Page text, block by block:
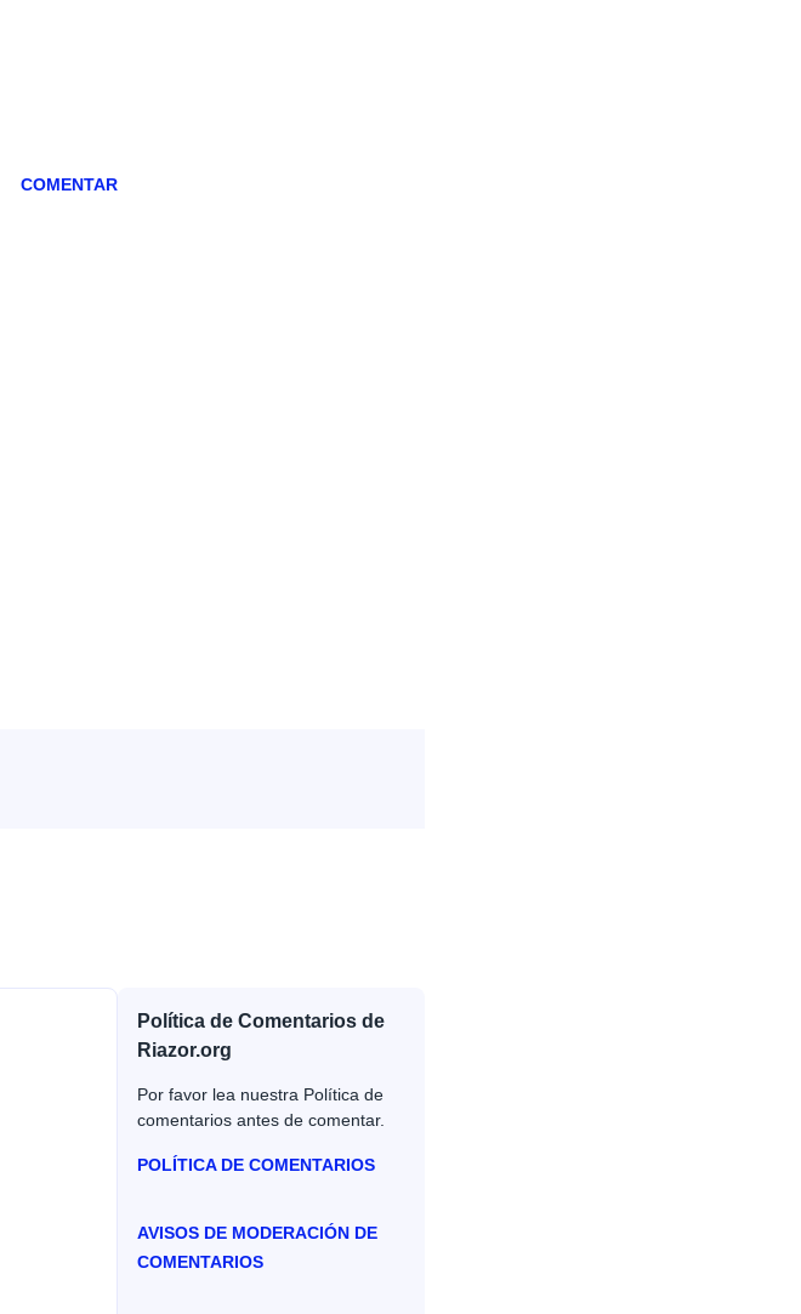
COMENTAR
Política de Comentarios de
Riazor.org
Por favor lea nuestra Política de
comentarios antes de comentar.
POLÍTICA DE COMENTARIOS
AVISOS DE MODERACIÓN DE
COMENTARIOS